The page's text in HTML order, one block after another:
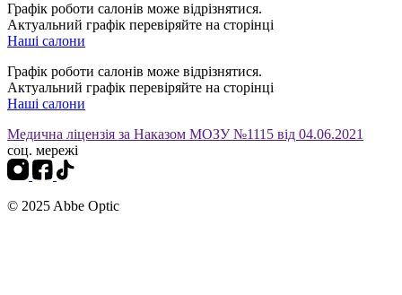
Графік роботи салонів може відрізнятися.
Актуальний графік перевіряйте на сторінці
Наші салони
Графік роботи салонів може відрізнятися.
Актуальний графік перевіряйте на сторінці
Наші салони
Медична ліцензія за Наказом МОЗУ №1115 від 04.06.2021
соц. мережі
© 2025 Abbe Optic